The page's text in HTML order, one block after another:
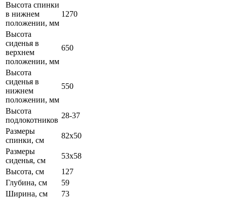
Высота спинки
в нижнем
положении, мм
1270
Высота
сиденья в
верхнем
положении, мм
650
Высота
сиденья в
нижнем
положении, мм
550
Высота
подлокотников
28-37
Размеры
спинки, см
82х50
Размеры
сиденья, см
53х58
Высота, см
127
Глубина, см
59
Ширина, см
73